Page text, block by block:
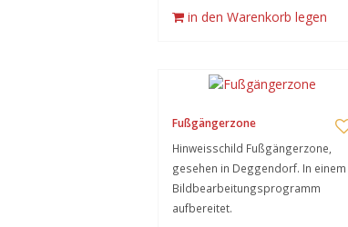
in den Warenkorb legen
Fußgängerzone
Hinweisschild Fußgängerzone,
gesehen in Deggendorf. In einem
Bildbearbeitungsprogramm
aufbereitet.